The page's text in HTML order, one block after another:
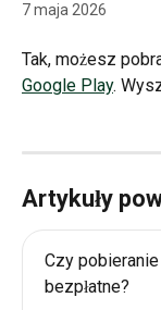
7 maja 2026
Tak, możesz
Google Play.
Artykuły
Czy
bezpłatne?